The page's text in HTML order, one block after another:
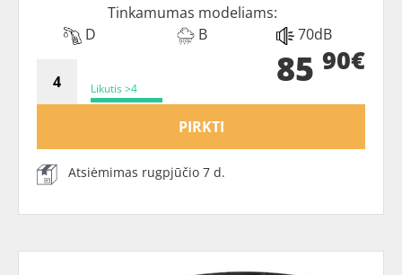
Tinkamumas modeliams:
D
B 70dB
Likutis >4 85 90€
PIRKTI
Atsiėmimas rugpjūčio 7 d.